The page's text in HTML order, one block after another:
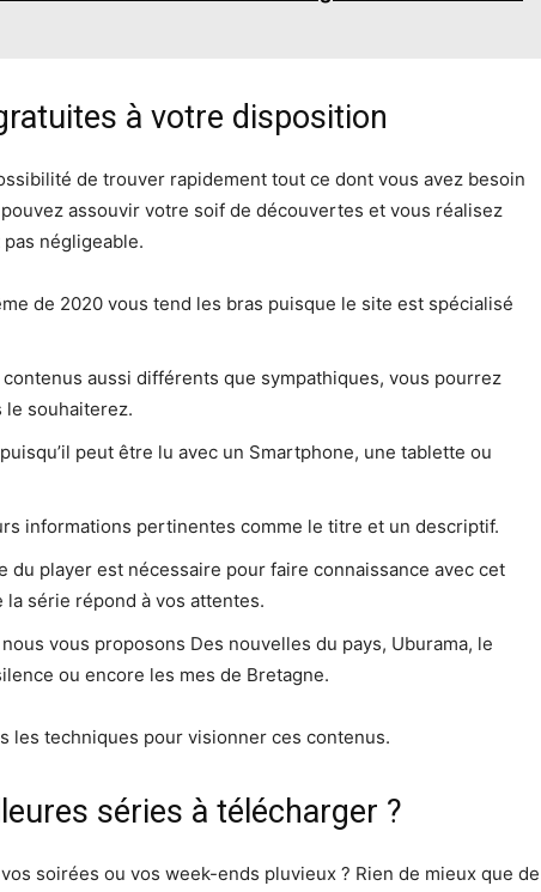
à votre disposition
de trouver rapidement tout ce dont vous avez besoin
assouvir votre soif de découvertes et vous réalisez
pas négligeable.
de 2020 vous tend les bras puisque le site est spécialisé
aussi différents que sympathiques, vous pourrez
le souhaiterez.
peut être lu avec un Smartphone, une tablette ou
informations pertinentes comme le titre et un descriptif.
du player est nécessaire pour faire connaissance avec cet
série répond à vos attentes.
vous proposons Des nouvelles du pays, Uburama, le
ou encore les mes de Bretagne.
les techniques pour visionner ces contenus.
séries à télécharger ?
soirées ou vos week-ends pluvieux ? Rien de mieux que de